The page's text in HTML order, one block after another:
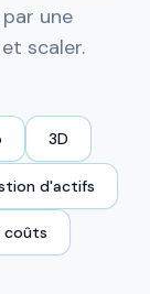
une
scaler.
3D
d'actifs
coûts